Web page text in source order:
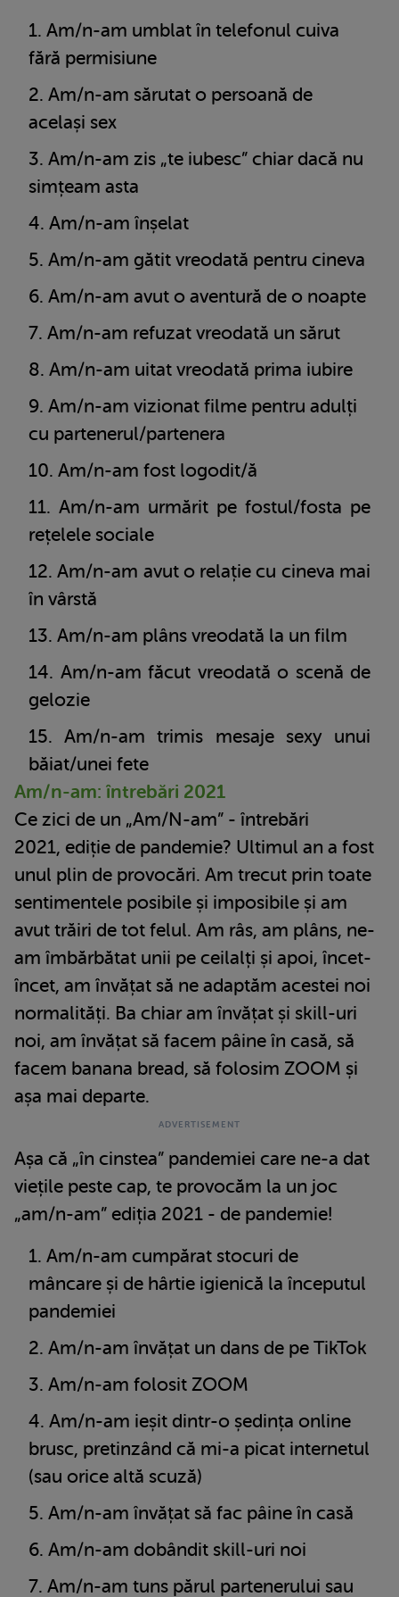
Am/n-am umblat în telefonul cuiva
fără permisiune
Am/n-am sărutat o persoană de
același sex
Am/n-am zis „te iubesc” chiar dacă nu
simțeam asta
Am/n-am înșelat
Am/n-am gătit vreodată pentru cineva
Am/n-am avut o aventură de o noapte
Am/n-am refuzat vreodată un sărut
Am/n-am uitat vreodată prima iubire
Am/n-am vizionat filme pentru adulți
cu partenerul/partenera
Am/n-am fost logodit/ă
Am/n-am urmărit pe fostul/fosta pe
rețelele sociale
Am/n-am avut o relație cu cineva mai
în vârstă
Am/n-am plâns vreodată la un film
Am/n-am făcut vreodată o scenă de
gelozie
Am/n-am trimis mesaje sexy unui
băiat/unei fete
Am/n-am: întrebări 2021
Ce zici de un „Am/N-am” - întrebări
2021, ediție de pandemie? Ultimul an a fost
unul plin de provocări. Am trecut prin toate
sentimentele posibile și imposibile și am
avut trăiri de tot felul. Am râs, am plâns, ne-
am îmbărbătat unii pe ceilalți și apoi, încet-
încet, am învățat să ne adaptăm acestei noi
normalități. Ba chiar am învățat și skill-uri
noi, am învățat să facem pâine în casă, să
facem banana bread, să folosim ZOOM și
așa mai departe.
Așa că „în cinstea” pandemiei care ne-a dat
viețile peste cap, te provocăm la un joc
„am/n-am” ediția 2021 - de pandemie!
Am/n-am cumpărat stocuri de
mâncare și de hârtie igienică la începutul
pandemiei
Am/n-am învățat un dans de pe TikTok
Am/n-am folosit ZOOM
Am/n-am ieșit dintr-o ședința online
brusc, pretinzând că mi-a picat internetul
(sau orice altă scuză)
Am/n-am învățat să fac pâine în casă
Am/n-am dobândit skill-uri noi
Am/n-am tuns părul partenerului sau